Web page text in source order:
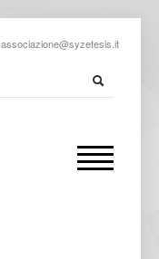
associazione@syzetesis.it